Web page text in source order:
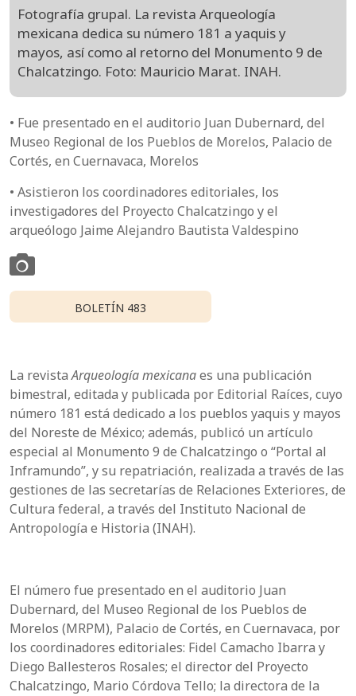
Fotografía grupal. La revista Arqueología
mexicana dedica su número 181 a yaquis y
mayos, así como al retorno del Monumento 9 de
Chalcatzingo. Foto: Mauricio Marat. INAH.
• Fue presentado en el auditorio Juan Dubernard, del
Museo Regional de los Pueblos de Morelos, Palacio de
Cortés, en Cuernavaca, Morelos
• Asistieron los coordinadores editoriales, los
investigadores del Proyecto Chalcatzingo y el
arqueólogo Jaime Alejandro Bautista Valdespino
BOLETÍN 483
La revistaArqueología mexicanaes una publicación
bimestral, editada y publicada por Editorial Raíces, cuyo
número 181 está dedicado a los pueblos yaquis y mayos
del Noreste de México; además, publicó un artículo
especial al Monumento 9 de Chalcatzingo o “Portal al
Inframundo”, y su repatriación, realizada a través de las
gestiones de las secretarías de Relaciones Exteriores, de
Cultura federal, a través del Instituto Nacional de
Antropología e Historia (INAH).
El número fue presentado en el auditorio Juan
Dubernard, del Museo Regional de los Pueblos de
Morelos (MRPM), Palacio de Cortés, en Cuernavaca, por
los coordinadores editoriales: Fidel Camacho Ibarra y
Diego Ballesteros Rosales; el director del Proyecto
Chalcatzingo, Mario Córdova Tello; la directora de la